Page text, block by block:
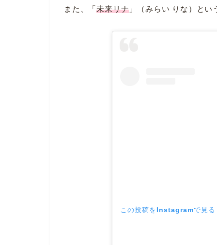
また、「未来リナ 」（みらい りな）と
この投稿をInstagramで見る